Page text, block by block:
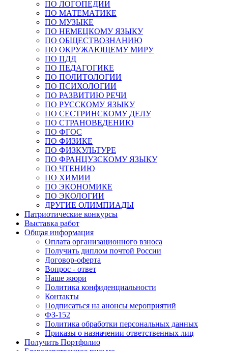
ПО ЛОГОПЕДИИ
ПО МАТЕМАТИКЕ
ПО МУЗЫКЕ
ПО НЕМЕЦКОМУ ЯЗЫКУ
ПО ОБЩЕСТВОЗНАНИЮ
ПО ОКРУЖАЮЩЕМУ МИРУ
ПО ПДД
ПО ПЕДАГОГИКЕ
ПО ПОЛИТОЛОГИИ
ПО ПСИХОЛОГИИ
ПО РАЗВИТИЮ РЕЧИ
ПО РУССКОМУ ЯЗЫКУ
ПО СЕСТРИНСКОМУ ДЕЛУ
ПО СТРАНОВЕДЕНИЮ
ПО ФГОС
ПО ФИЗИКЕ
ПО ФИЗКУЛЬТУРЕ
ПО ФРАНЦУЗСКОМУ ЯЗЫКУ
ПО ЧТЕНИЮ
ПО ХИМИИ
ПО ЭКОНОМИКЕ
ПО ЭКОЛОГИИ
ДРУГИЕ ОЛИМПИАДЫ
Патриотические конкурсы
Выставка работ
Общая информация
Оплата организационного взноса
Получить диплом почтой России
Договор-оферта
Вопрос - ответ
Наше жюри
Политика конфиденциальности
Контакты
Подписаться на анонсы мероприятий
ФЗ-152
Политика обработки персональных данных
Приказы о назначении ответственных лиц
Получить Портфолио